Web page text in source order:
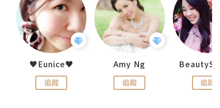
♥Eunice♥
追蹤
Amy Ng
追蹤 追蹤